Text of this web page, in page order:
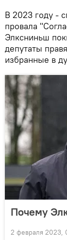
В 2023 году -
провала
Элксниньш
депутаты
избранные в
Почему
2 февраля 2023,